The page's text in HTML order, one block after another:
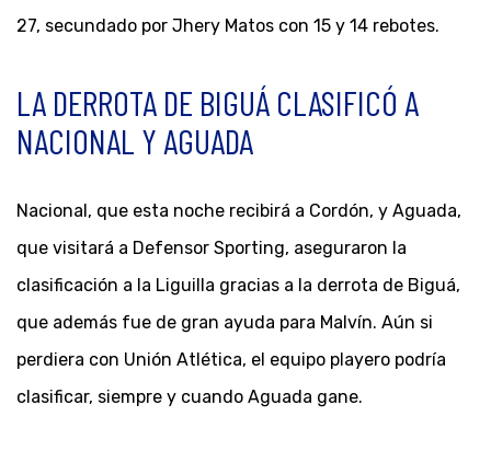
27, secundado por Jhery Matos con 15 y 14 rebotes.
LA DERROTA DE BIGUÁ CLASIFICÓ A
NACIONAL Y AGUADA
Nacional, que esta noche recibirá a Cordón, y Aguada,
que visitará a Defensor Sporting, aseguraron la
clasificación a la Liguilla gracias a la derrota de Biguá,
que además fue de gran ayuda para Malvín. Aún si
perdiera con Unión Atlética, el equipo playero podría
clasificar, siempre y cuando Aguada gane.